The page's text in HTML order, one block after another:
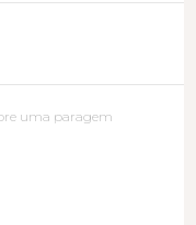
uma paragem